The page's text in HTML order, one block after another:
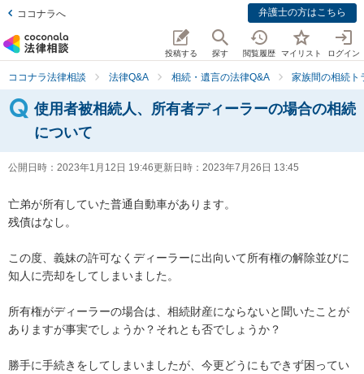
ココナラへ 弁護士の方はこちら
投稿する 探す 閲覧履歴 マイリスト ログイン
ココナラ法律相談 法律Q&A 相続・遺言の法律Q&A 家族間の相続ト
使用者被相続人、所有者ディーラーの場合の相続
について
公開日時： 2023年1月12日 19:46更新日時： 2023年7月26日 13:45
亡弟が所有していた普通自動車があります。
残債はなし。
この度、義妹の許可なくディーラーに出向いて所有権の解除並びに
知人に売却をしてしまいました。
所有権がディーラーの場合は、相続財産にならないと聞いたことが
ありますが事実でしょうか？それとも否でしょうか？
勝手に手続きをしてしまいましたが、今更どうにもできず困ってい